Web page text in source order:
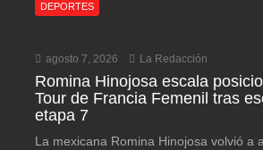
DEPORTES
agosto 7, 2026 La Redacción
Romina Hinojosa escala
Tour de Francia Femenil tras
etapa 7
La mexicana Romina Hinojosa volvió a